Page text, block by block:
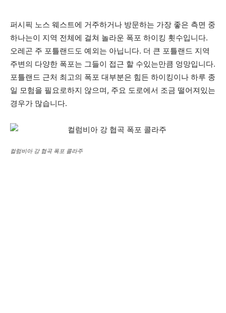
퍼시픽 노스 웨스트에 거주하거나 방문하는 가장 좋은 측면 중
하나는이 지역 전체에 걸쳐 놀라운 폭포 하이킹 횟수입니다.
오레곤 주 포틀랜드도 예외는 아닙니다. 더 큰 포틀랜드 지역
주변의 다양한 폭포는 그들이 접근 할 수있는만큼 엉망입니다.
포틀랜드 근처 최고의 폭포 대부분은 힘든 하이킹이나 하루 종
일 모험을 필요로하지 않으며, 주요 도로에서 조금 떨어져있는
경우가 많습니다.
컬럼비아 강 협곡 폭포 콜라주